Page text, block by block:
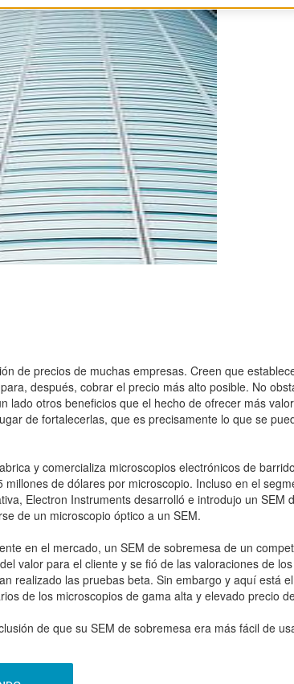
de precios de muchas empresas. Creen que
después, cobrar el precio más alto posible. No
otros beneficios que el hecho de ofrecer más
de fortalecerlas, que es precisamente lo que se
y comercializa microscopios electrónicos de
de dólares por microscopio. Incluso en el
Electron Instruments desarrolló e introdujo un SEM
de un microscopio óptico a un SEM.
en el mercado, un SEM de sobremesa de un
valor para el cliente y se fió de las valoraciones de
realizado las pruebas beta. Sin embargo y aquí está
de los microscopios de gama alta y elevado precio
de que su SEM de sobremesa era más fácil de